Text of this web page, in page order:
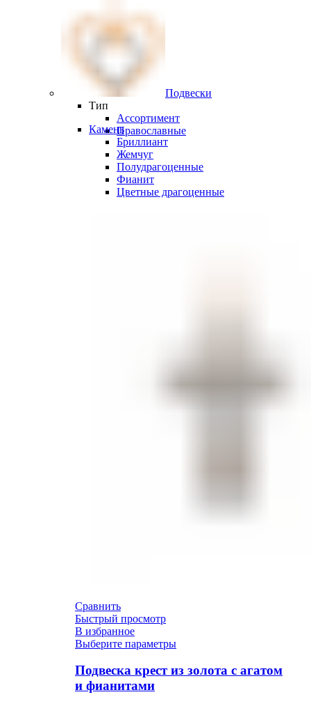
Подвески
Тип
Ассортимент
Православные
Камень
Бриллиант
Жемчуг
Полудрагоценные
Фианит
Цветные драгоценные
Сравнить
Быстрый просмотр
В избранное
Выберите параметры
Подвеска крест из золота с агатом
и фианитами